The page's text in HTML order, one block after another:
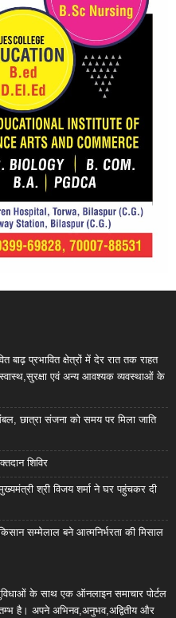
बाढ़ प्रभावित क्षेत्रों में देर रात तक राहत
एवं अन्य आवश्यक व्यवस्थाओं के
छात्रा संजना को समय पर मिला जाति
शिविर
श्री विजय शर्मा ने घर पहुंचकर दी
सम्मेलाल बने आत्मनिर्भरता की मिसाल
के साथ एक ऑनलाइन समाचार पोर्टल
है। अपने अभिनव,अनुभव,अद्वितीय और